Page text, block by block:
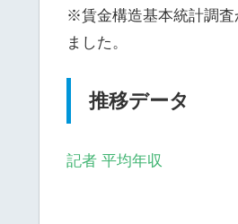
※賃金構造基本統計調査
ました。
推移データ
記者 平均年収